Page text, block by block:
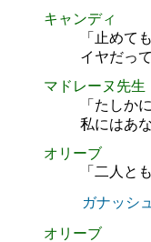
キャンディ
「止めて
イヤだっ
マドレーヌ先生
「たしか
私にはあ
オリーブ
「二人と
ガナッシ
オリーブ